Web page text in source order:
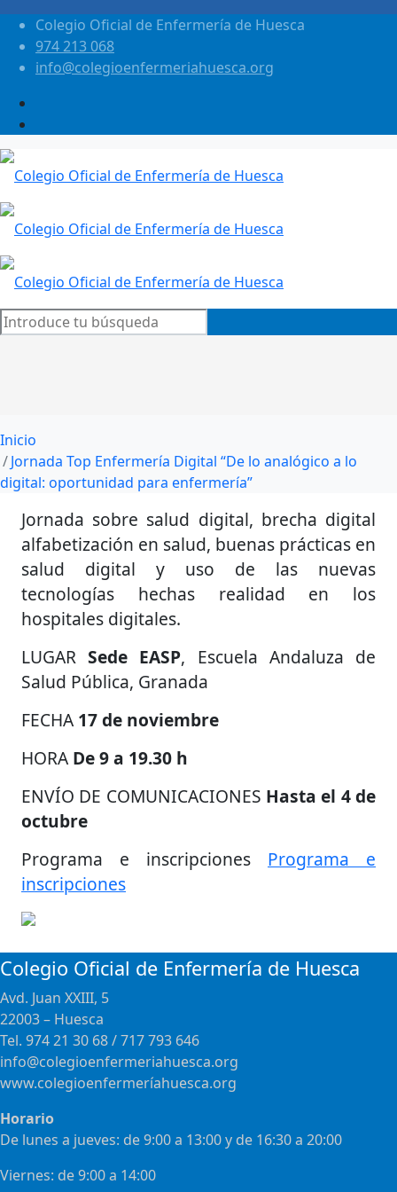
Colegio Oficial de Enfermería de Huesca
974 213 068
info@colegioenfermeriahuesca.org
Inicio
Jornada Top Enfermería Digital “De lo analógico a lo
digital: oportunidad para enfermería”
Jornada sobre salud digital, brecha digital
alfabetización en salud, buenas prácticas en
salud digital y uso de las nuevas
tecnologías hechas realidad en los
hospitales digitales.
LUGARSede EASP, Escuela Andaluza de
Salud Pública, Granada
FECHA 17 de noviembre
HORA De 9 a 19.30 h
ENVÍO DE COMUNICACIONES Hasta el 4 de
octubre
Programa e inscripciones Programa e
inscripciones
Colegio Oficial de Enfermería de Huesca
Avd. Juan XXIII, 5
22003 – Huesca
Tel. 974 21 30 68 / 717 793 646
info@colegioenfermeriahuesca.org
www.colegioenfermeríahuesca.org
Horario
De lunes a jueves: de 9:00 a 13:00 y de 16:30 a 20:00
Viernes: de 9:00 a 14:00